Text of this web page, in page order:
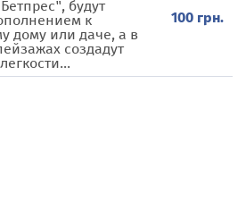
будут
к
дому или даче, а в
создадут
100 грн.